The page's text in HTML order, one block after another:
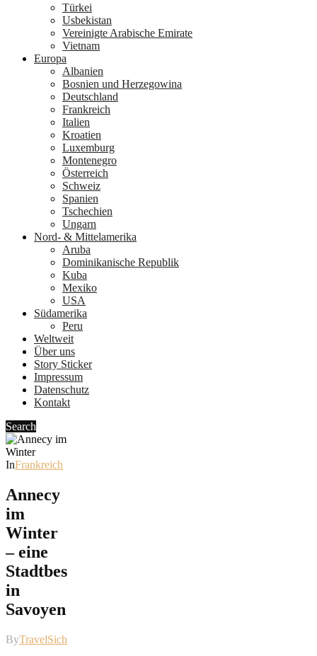
Türkei
Usbekistan
Vereinigte Arabische Emirate
Vietnam
Europa
Albanien
Bosnien und Herzegowina
Deutschland
Frankreich
Italien
Kroatien
Luxemburg
Montenegro
Österreich
Schweiz
Spanien
Tschechien
Ungarn
Nord- & Mittelamerika
Aruba
Dominikanische Republik
Kuba
Mexiko
USA
Südamerika
Peru
Weltweit
Über uns
Story Sticker
Impressum
Datenschutz
Kontakt
Search
InFrankreich
Annecy
im
Winter
– eine
Stadtbesichtigung
in
Savoyen
ByTravelSicht